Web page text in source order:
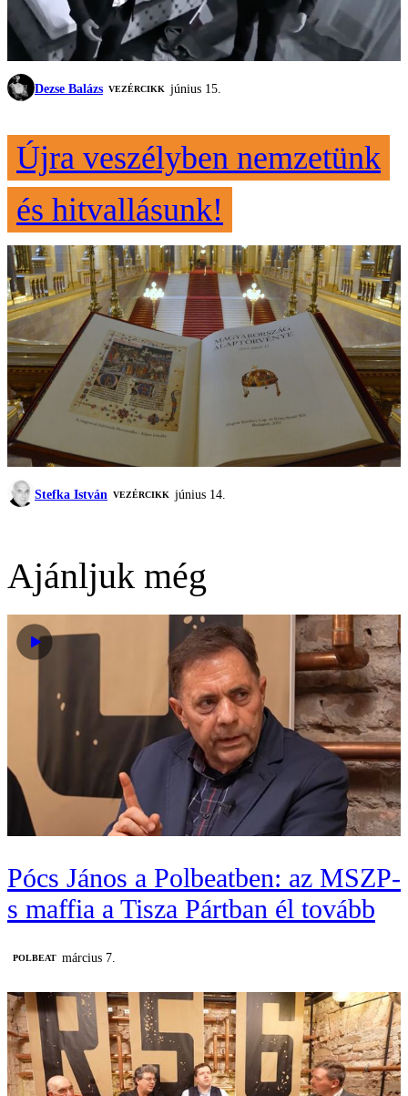
Dezse Balázs VEZÉRCIKK június 15.
Újra veszélyben nemzetünk
és hitvallásunk!
Stefka István VEZÉRCIKK június 14.
Ajánljuk még
Pócs János a Polbeatben: az MSZP-
s maffia a Tisza Pártban él tovább
‎POLBEAT március 7.